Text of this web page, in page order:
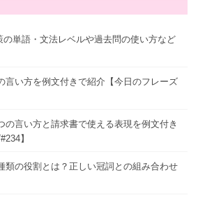
の単語・文法レベルや過去問の使い方など
言い方を例文付きで紹介【今日のフレーズ
の言い方と請求書で使える表現を例文付き
】
類の役割とは？正しい冠詞との組み合わせ